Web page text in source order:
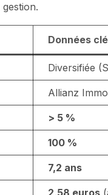
Données
Diversifiée
Allianz
> 5 %
100 %
7,2 ans